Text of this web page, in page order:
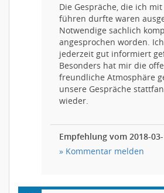
Die Gespräche, die ich
führen durfte waren
Notwendige sachlich
angesprochen worden.
jederzeit gut informiert
Besonders hat mir die
freundliche Atmosphäre
unsere Gespräche
wieder.
Empfehlung vom 2018-
» Kommentar melden